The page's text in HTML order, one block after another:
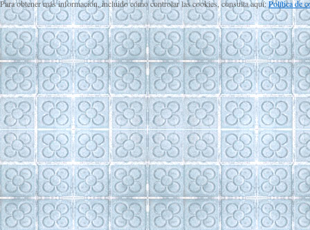
Para obtener más información, incluido cómo controlar las cookies, consulta aquí:Política de